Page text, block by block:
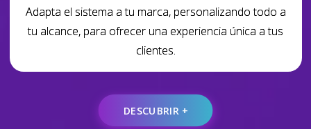
Adapta el sistema a tu marca, personalizando todo a
tu alcance, para ofrecer una experiencia única a tus
clientes.
DESCUBRIR +